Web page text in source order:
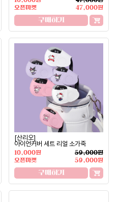
오픈마켓
47,000원
구매하기
[산리오]
아이언커버 세트 리얼 소가죽
10,000원
59,000원
오픈마켓
59,000원
구매하기